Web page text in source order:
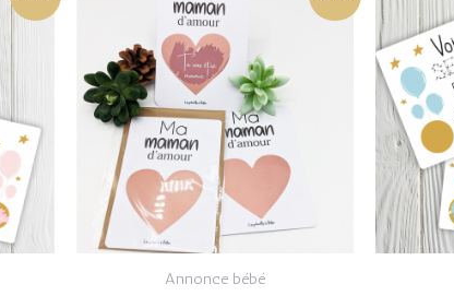
Annonce bébé
prix
initial
était :
3,50€.2,80€.